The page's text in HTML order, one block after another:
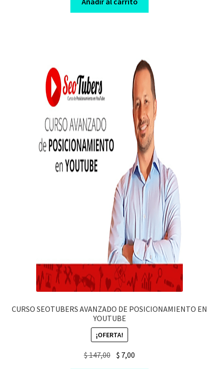
$ 47,00.$ 7,00.
CURSO SEOTUBERS AVANZADO DE POSICIONAMIENTO EN
YOUTUBE
¡OFERTA!
$147,00 Original
$ 7,00